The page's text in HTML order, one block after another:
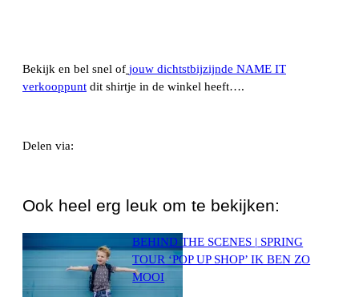
Bekijk en bel snel of jouw dichtstbijzijnde NAME IT
verkooppunt dit shirtje in de winkel heeft….
Delen via:
Ook heel erg leuk om te bekijken:
BEHIND THE SCENES | SPRING
TOUR ‘POP UP SHOP’ IK BEN ZO
MOOI